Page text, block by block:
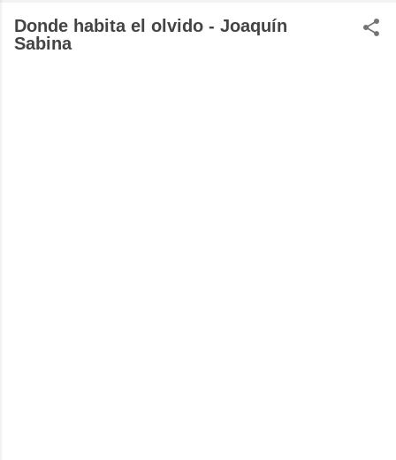
Donde habita el olvido - Joaquín
Sabina